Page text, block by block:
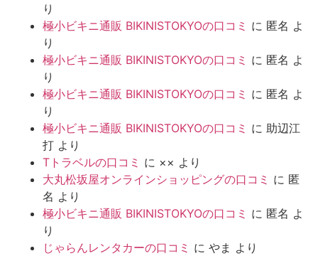
り
極小ビキニ通販 BIKINISTOKYOの口コミ に 匿名 よ
り
極小ビキニ通販 BIKINISTOKYOの口コミ に 匿名 よ
り
極小ビキニ通販 BIKINISTOKYOの口コミ に 匿名 よ
り
極小ビキニ通販 BIKINISTOKYOの口コミ に 助辺江
打 より
Tトラベルの口コミ に ×× より
大丸松坂屋オンラインショッピングの口コミ に 匿
名 より
極小ビキニ通販 BIKINISTOKYOの口コミ に 匿名 よ
り
じゃらんレンタカーの口コミ に やま より